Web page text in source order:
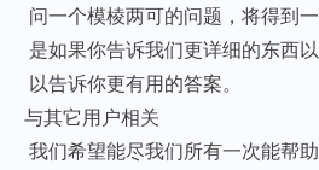
问一个模棱两可的问题，将得到
是如果你告诉我们更详细的东西
以告诉你更有用的答案。
与其它用户相关
我们希望能尽我们所有一次能帮